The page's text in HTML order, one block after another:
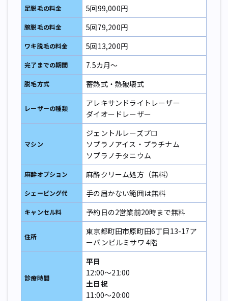
足脱毛の料金 5回99,000円
腕脱毛の料金 5回79,200円
ワキ脱毛の料金 5回13,200円
完了までの期間 7.5カ月～
脱毛方式 蓄熱式・熱破壊式
レーザーの種類
アレキサンドライトレーザー
ダイオードレーザー
マシン
ジェントルレーズプロ
ソプラノアイス・プラチナム
ソプラノチタニウム
麻酔オプション 麻酔クリーム処方（無料）
シェービング代 手の届かない範囲は無料
キャンセル料 予約日の2営業前20時まで無料
住所
東京都町田市原町田6丁目13-17ア
ーバンビルミサワ 4階
診療時間
平日
12:00〜21:00
土日祝
11:00〜20:00